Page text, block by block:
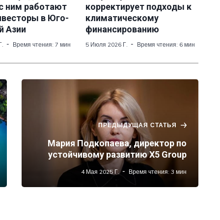
ресурсов
с акцентом на перепрофилирование
ним работают
в Юго-
Азии
Время чтения: 7 мин
корректирует подходы к
климатическому
финансированию
5 Июля 2026 Г. Время чтения: 6 мин
ПРЕДЫДУЩАЯ СТАТЬЯ
Мария Подкопаева, директор по
устойчивому развитию Х5 Group
4 Мая 2025 Г. Время чтения: 3 мин